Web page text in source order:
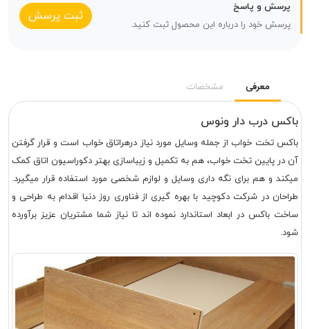
پرسش و پاسخ
پرسش خود را درباره این محصول ثبت کنید.
ثبت پرسش
معرفی مشخصات
باکس درب دار ونوس
باکس تخت خواب از جمله وسایل مورد نیاز درهراتاق خواب است و قرار گرفتن
آن در پایین تخت خواب، هم به تکمیل و زیباسازی بهتر دکوراسیون اتاق کمک
میکند و هم برای نگه داری وسایل و لوازم شخصی مورد استفاده قرار میگیرد.
طراحان در شرکت دکوچید با بهره گیری از فناوری روز دنیا اقدام به طراحی و
ساخت باکس در ابعاد استاندارد نموده اند تا نیاز شما مشتریان عزیز برآورده
شود.